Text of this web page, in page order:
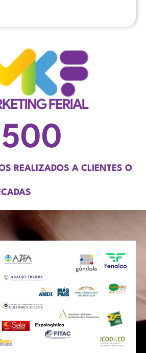
REALIZADOS A CLIENTES O
500